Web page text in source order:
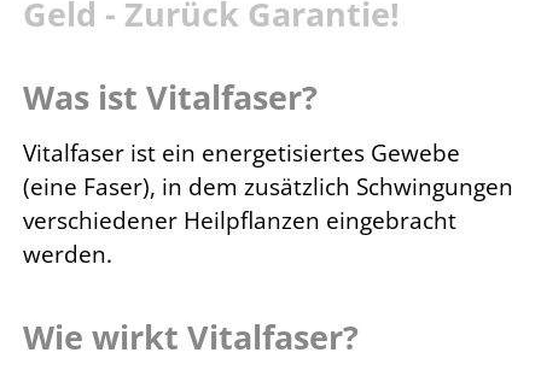
Geld - Zurück Garantie!
Was ist Vitalfaser?
Vitalfaser ist ein energetisiertes Gewebe
(eine Faser), in dem zusätzlich Schwingungen
verschiedener Heilpflanzen eingebracht
werden.
Wie wirkt Vitalfaser?